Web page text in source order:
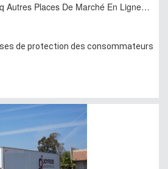
Autres Places De Marché En Ligne…
de protection des consommateurs